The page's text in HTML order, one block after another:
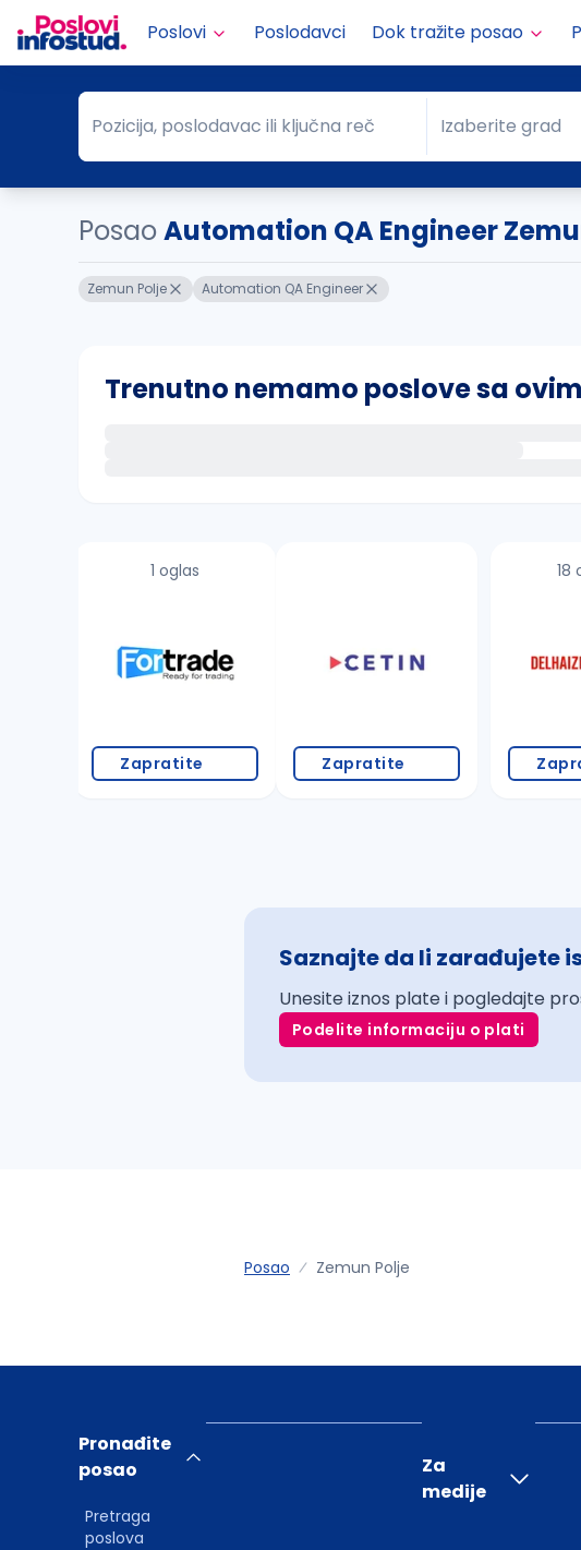
Poslovi Poslodavci Dok tražite posao
Pozicija, poslodavac ili ključna reč
Pozicija, poslodavac ili ključna reč Grad
Izaberite grad
PosaoAutomation QA Engineer
Zemun Polje Automation QA Engineer
Trenutno nemamo poslove sa
proverite pravopisne greške (koristite č, ć, š, đ, ž,
povećajte radijus za odabrani grad
1 oglas
Zapratite Zapratite
18
Saznajte da li zarađujete
Unesite iznos plate i pogledajte
Podelite informaciju o plati
Posao Zemun Polje
Pronađite
posao
Pretraga
poslova
Za
medije